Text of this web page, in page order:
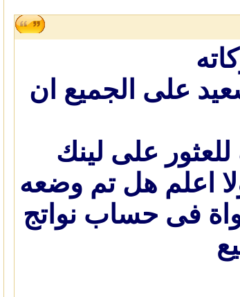
على الجميع ان
للعثور على لينك
اعلم هل تم وضعه
فى حساب نواتج